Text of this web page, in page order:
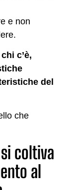
e non
c’è,
del
che
coltiva
al